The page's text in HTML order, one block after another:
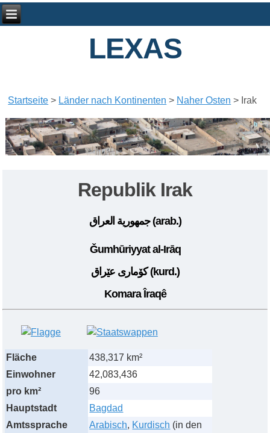
LEXAS
Startseite > Länder nach Kontinenten > Naher Osten > Irak
Republik Irak
جمهورية العراق(arab.)
Ǧumhūriyyat al-Irāq
کۆماری عێراق(kurd.)
Komara Îraqê
Fläche
438,317 km²
Einwohner
42,083,436
pro km²
96
Hauptstadt
Bagdad
Amtssprache
Arabisch, Kurdisch (in den